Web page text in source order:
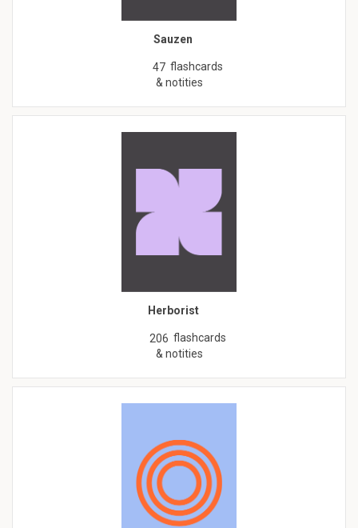
Sauzen
47 flashcards
& notities
Herborist
206 flashcards
& notities